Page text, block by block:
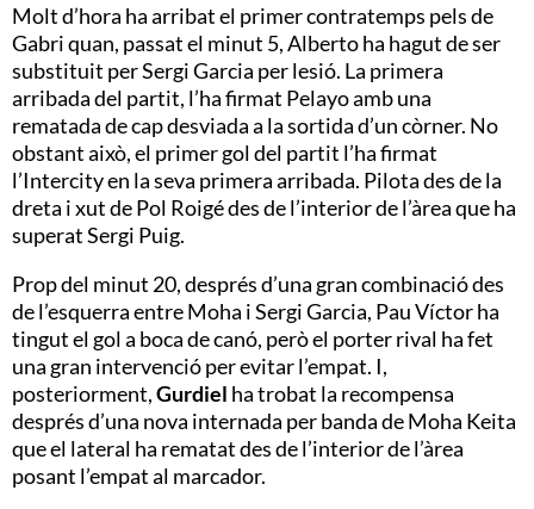
Molt d’hora ha arribat el primer contratemps pels de
Gabri quan, passat el minut 5, Alberto ha hagut de ser
substituit per Sergi Garcia per lesió. La primera
arribada del partit, l’ha firmat Pelayo amb una
rematada de cap desviada a la sortida d’un còrner. No
obstant això, el primer gol del partit l’ha firmat
l’Intercity en la seva primera arribada. Pilota des de la
dreta i xut de Pol Roigé des de l’interior de l’àrea que ha
superat Sergi Puig.
Prop del minut 20, després d’una gran combinació des
de l’esquerra entre Moha i Sergi Garcia, Pau Víctor ha
tingut el gol a boca de canó, però el porter rival ha fet
una gran intervenció per evitar l’empat. I,
posteriorment,Gurdiel ha trobat la recompensa
després d’una nova internada per banda de Moha Keita
que el lateral ha rematat des de l’interior de l’àrea
posant l’empat al marcador.